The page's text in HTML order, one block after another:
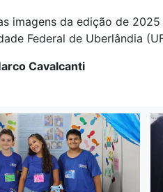
imagens da edição de
Federal de Uberlândia
Cavalcanti